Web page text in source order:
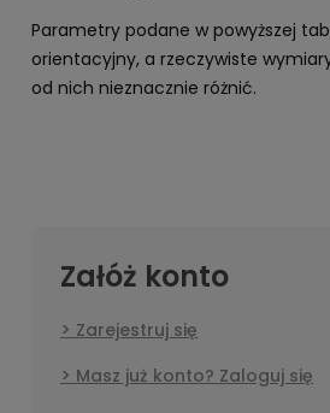
Parametry podane w powyższej
orientacyjny, a rzeczywiste
od nich nieznacznie różnić.
Załóż konto
Zarejestruj się
Masz już konto? Zaloguj się